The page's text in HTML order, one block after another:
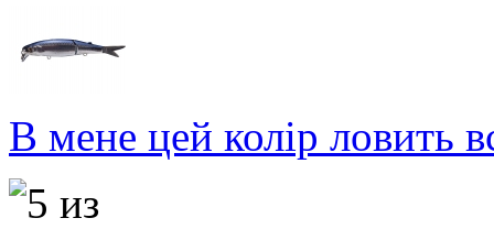
В мене цей колір ловить